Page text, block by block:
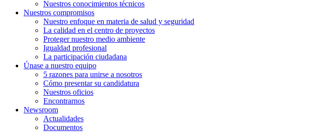
Nuestros conocimientos técnicos
Nuestros compromisos
Nuestro enfoque en materia de salud y seguridad
La calidad en el centro de proyectos
Proteger nuestro medio ambiente
Igualdad profesional
La participación ciudadana
Únase a nuestro equipo
5 razones para unirse a nosotros
Cómo presentar su candidatura
Nuestros oficios
Encontrarnos
Newsroom
Actualidades
Documentos